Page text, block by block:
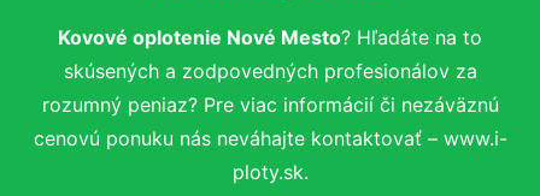
Kovové oplotenie Nové Mesto? Hľadáte na to
skúsených a zodpovedných profesionálov za
rozumný peniaz? Pre viac informácií či nezáväznú
cenovú ponuku nás neváhajte kontaktovať – www.i-
ploty.sk.